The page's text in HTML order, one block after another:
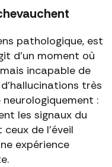
pathologique, est
d'un moment où
incapable de
très
:
les signaux du
de l'éveil
expérience